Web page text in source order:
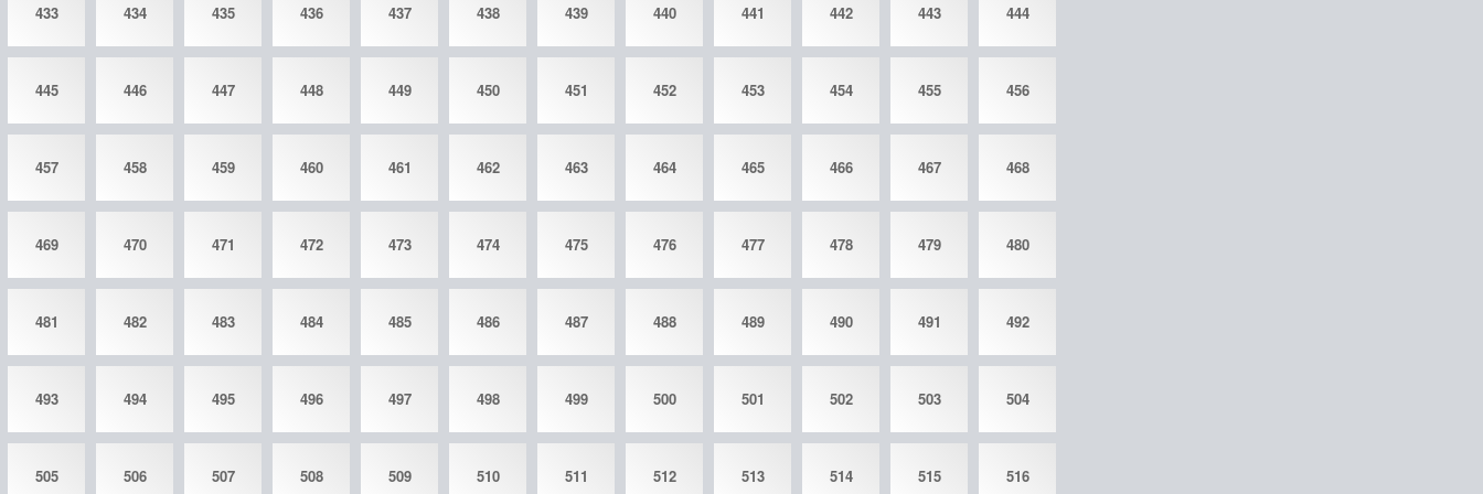
433 434 435 436 437 438 439 440 441 442 443 444
445 446 447 448 449 450 451 452 453 454 455 456
457 458 459 460 461 462 463 464 465 466 467 468
469 470 471 472 473 474 475 476 477 478 479 480
481 482 483 484 485 486 487 488 489 490 491 492
493 494 495 496 497 498 499 500 501 502 503 504
505 506 507 508 509 510 511 512 513 514 515 516